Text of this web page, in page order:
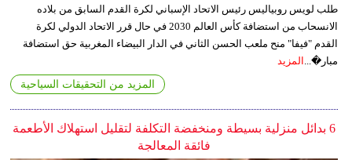
طلب لويس روبياليس رئيس الاتحاد الإسباني لكرة القدم السابق من بلاده
الانسحاب من استضافة كأس العالم 2030 في حال قرر الاتحاد الدولي لكرة
القدم "فيفا" منح ملعب الحسن الثاني في الدار البيضاء المغربية حق استضافة
مبار�...
المزيد
المزيد من التحقيقات السياحية
6 بدائل منزلية بسيطة ومنخفضة التكلفة لتقليل استهلاك الأطعمة
فائقة المعالجة